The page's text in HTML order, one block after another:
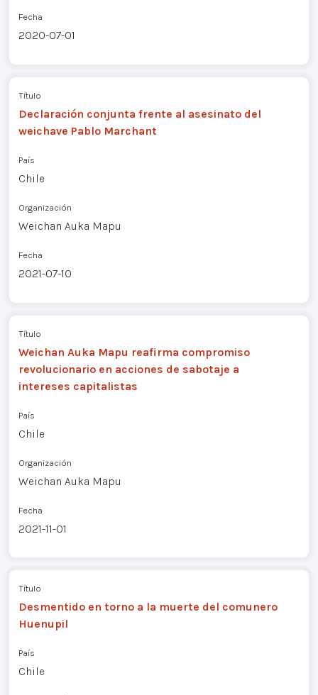
Fecha
2020-07-01
Título
Declaración conjunta frente al asesinato del
weichave Pablo Marchant
País
Chile
Organización
Weichan Auka Mapu
Fecha
2021-07-10
Título
Weichan Auka Mapu reafirma compromiso
revolucionario en acciones de sabotaje a
intereses capitalistas
País
Chile
Organización
Weichan Auka Mapu
Fecha
2021-11-01
Título
Desmentido en torno a la muerte del comunero
Huenupil
País
Chile